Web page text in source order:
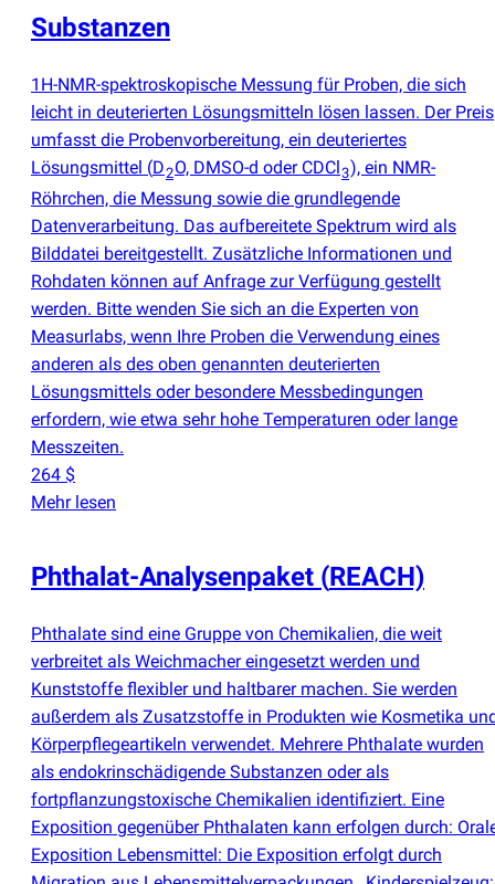
Substanzen
1H-NMR-spektroskopische Messung für Proben, die sich
leicht in deuterierten Lösungsmitteln lösen lassen. Der Preis
umfasst die Probenvorbereitung, ein deuteriertes
Lösungsmittel (D2O, DMSO-d oder CDCl3), ein NMR-
Röhrchen, die Messung sowie die grundlegende
Datenverarbeitung. Das aufbereitete Spektrum wird als
Bilddatei bereitgestellt. Zusätzliche Informationen und
Rohdaten können auf Anfrage zur Verfügung gestellt
werden. Bitte wenden Sie sich an die Experten von
Measurlabs, wenn Ihre Proben die Verwendung eines
anderen als des oben genannten deuterierten
Lösungsmittels oder besondere Messbedingungen
erfordern, wie etwa sehr hohe Temperaturen oder lange
Messzeiten.
264 $
Mehr lesen
Phthalat-Analysenpaket (REACH)
Phthalate sind eine Gruppe von Chemikalien, die weit
verbreitet als Weichmacher eingesetzt werden und
Kunststoffe flexibler und haltbarer machen. Sie werden
außerdem als Zusatzstoffe in Produkten wie Kosmetika
Körperpflegeartikeln verwendet. Mehrere Phthalate wurden
als endokrinschädigende Substanzen oder als
fortpflanzungstoxische Chemikalien identifiziert. Eine
Exposition gegenüber Phthalaten kann erfolgen durch:
Exposition Lebensmittel: Die Exposition erfolgt durch